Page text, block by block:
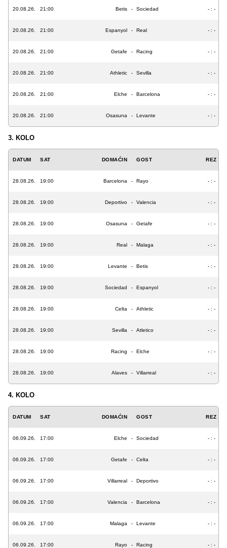
20.08.26. 21:00 Betis - Sociedad - : -
20.08.26. 21:00 Espanyol - Real - : -
20.08.26. 21:00 Getafe - Racing - : -
20.08.26. 21:00 Athletic - Sevilla - : -
20.08.26. 21:00 Elche - Barcelona - : -
20.08.26. 21:00 Osasuna - Levante - : -
3. KOLO
DATUM SAT DOMAĆIN GOST REZ
28.08.26. 19:00 Barcelona - Rayo - : -
28.08.26. 19:00 Deportivo - Valencia - : -
28.08.26. 19:00 Osasuna - Getafe - : -
28.08.26. 19:00 Real - Malaga - : -
28.08.26. 19:00 Levante - Betis - : -
28.08.26. 19:00 Sociedad - Espanyol - : -
28.08.26. 19:00 Celta - Athletic - : -
28.08.26. 19:00 Sevilla - Atletico - : -
28.08.26. 19:00 Racing - Elche - : -
28.08.26. 19:00 Alaves - Villarreal - : -
4. KOLO
DATUM SAT DOMAĆIN GOST REZ
06.09.26. 17:00 Elche - Sociedad - : -
06.09.26. 17:00 Getafe - Celta - : -
06.09.26. 17:00 Villarreal - Deportivo - : -
06.09.26. 17:00 Valencia - Barcelona - : -
06.09.26. 17:00 Malaga - Levante - : -
06.09.26. 17:00 Rayo - Racing - : -